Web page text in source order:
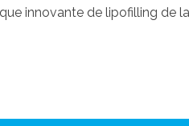
innovante de lipofilling de